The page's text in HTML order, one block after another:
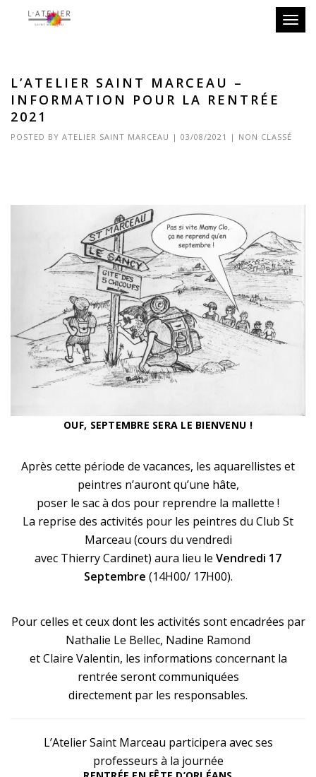
L’ATELIER SAINT MARCEAU –
INFORMATION POUR LA RENTRÉE
2021
POSTED BY ATELIER SAINT MARCEAU | 03/08/2021 | NON CLASSÉ
OUF, SEPTEMBRE SERA LE BIENVENU !
Après cette période de vacances, les aquarellistes et
peintres n’auront qu’une hâte,
poser le sac à dos pour reprendre la mallette !
La reprise des activités pour les peintres du Club St
Marceau (cours du vendredi
avec Thierry Cardinet) aura lieu le Vendredi 17
Septembre (14H00/ 17H00).
Pour celles et ceux dont les activités sont encadrées par
Nathalie Le Bellec, Nadine Ramond
et Claire Valentin, les informations concernant la
rentrée seront communiquées
directement par les responsables.
L’Atelier Saint Marceau participera avec ses
professeurs à la journée